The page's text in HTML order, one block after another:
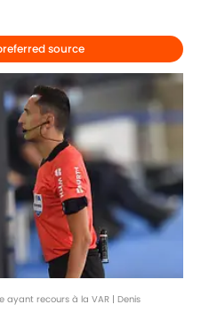
source
recours à la VAR | Denis